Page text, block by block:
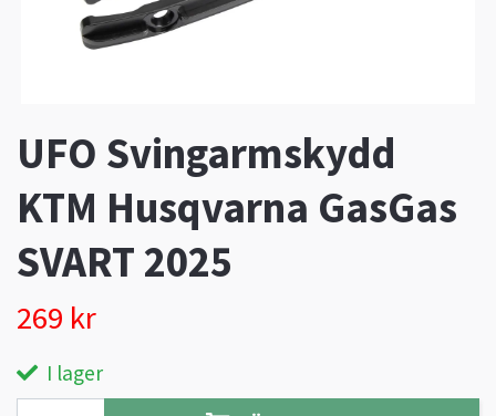
UFO Svingarmskydd
KTM Husqvarna GasGas
SVART 2025
269 kr
I lager